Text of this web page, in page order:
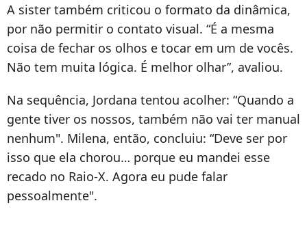
A sister também criticou o formato da dinâmica,
por não permitir o contato visual. “É a mesma
coisa de fechar os olhos e tocar em um de vocês.
Não tem muita lógica. É melhor olhar”, avaliou.
Na sequência, Jordana tentou acolher: “Quando a
gente tiver os nossos, também não vai ter manual
nenhum". Milena, então, concluiu: “Deve ser por
isso que ela chorou… porque eu mandei esse
recado no Raio-X. Agora eu pude falar
pessoalmente".